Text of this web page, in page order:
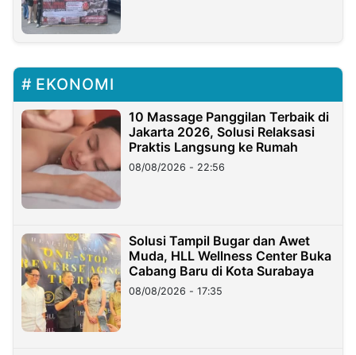
EKONOMI
10 Massage Panggilan Terbaik di
Jakarta 2026, Solusi Relaksasi
Praktis Langsung ke Rumah
08/08/2026 - 22:56
Solusi Tampil Bugar dan Awet
Muda, HLL Wellness Center Buka
Cabang Baru di Kota Surabaya
08/08/2026 - 17:35